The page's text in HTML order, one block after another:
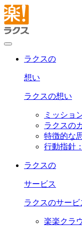
ラクスの
想い
ラクスの想い
ミッショ
ラクスの
特徴的な
行動指針
ラクスの
サービス
ラクスのサービ
楽楽クラ